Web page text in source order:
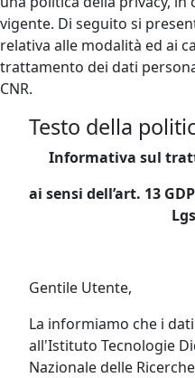
vigente. Di seguito si
relativa alle modalità ed ai
trattamento dei dati
CNR.
Testo della
Informativa sul
ai sensi dell’art. 13
Gentile Utente,
La informiamo che i
all'Istituto Tecnologie
Nazionale delle